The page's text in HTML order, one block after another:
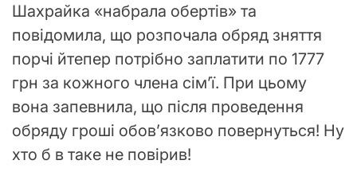
Шахрайка «набрала обертів» та
повідомила, що розпочала обряд зняття
порчі йтепер потрібно заплатити по 1777
грн за кожного члена сім’ї. При цьому
вона запевнила, що після проведення
обряду гроші обов’язково повернуться! Ну
хто б в таке не повірив!